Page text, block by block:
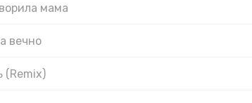
мама
вечно
(Remix)